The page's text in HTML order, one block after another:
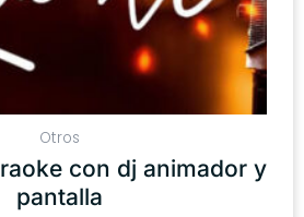
Otros
con dj animador y
pantalla